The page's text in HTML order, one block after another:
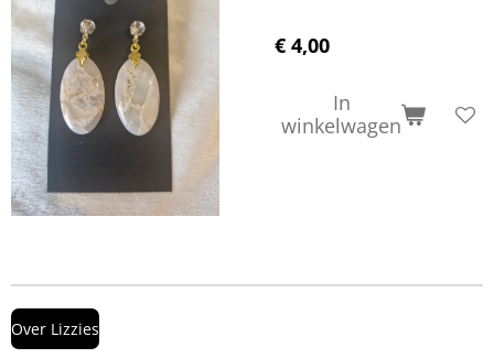
€ 4,00
In
winkelwagen
Over Lizzies